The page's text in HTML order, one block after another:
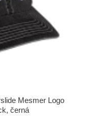
Mesmer Logo
černá